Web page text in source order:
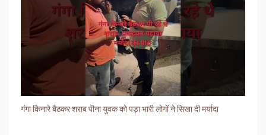
गंगा किनारे बैठकर शराब पीना युवक को पड़ा भारी लोगों ने सिखा दी मर्यादा